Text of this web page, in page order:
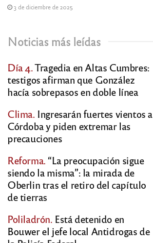
3 de diciembre de 2025
Noticias más leídas
Día 4.Tragedia en Altas Cumbres:
testigos afirman que González
hacía sobrepasos en doble línea
Clima. Ingresarán fuertes vientos a
Córdoba y piden extremar las
precauciones
Reforma. “La preocupación sigue
siendo la misma”: la mirada de
Oberlin tras el retiro del capítulo
de tierras
Poliladrón. Está detenido en
Bouwer el jefe local Antidrogas de